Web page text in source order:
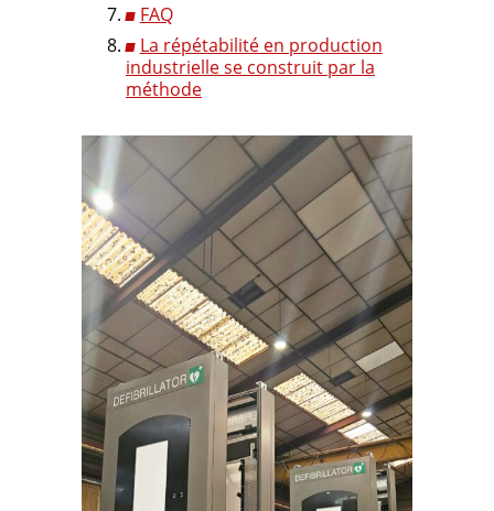
FAQ
La répétabilité en production
industrielle se construit par la
méthode